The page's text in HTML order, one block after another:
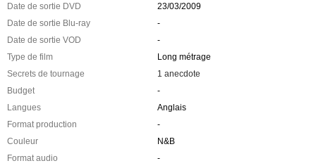
Date de sortie DVD
23/03/2009
Date de sortie Blu-ray
-
Date de sortie VOD
-
Type de film
Long métrage
Secrets de tournage
1 anecdote
Budget
-
Langues
Anglais
Format production
-
Couleur
N&B
Format audio
-